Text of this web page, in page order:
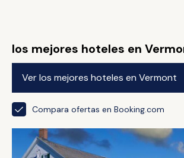
los mejores hoteles en
Ver los mejores hoteles en Vermont
Compara ofertas en Booking.com